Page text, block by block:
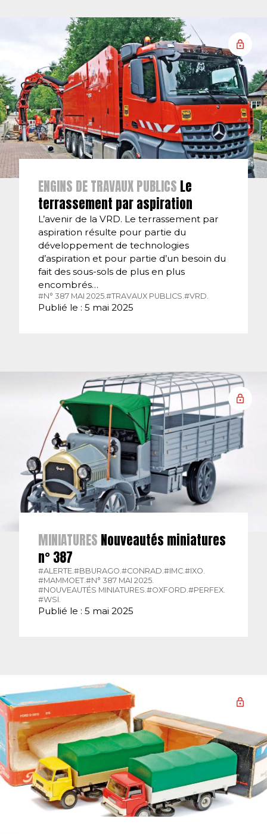
ENGINS DE TRAVAUX PUBLICS Le
terrassement par aspiration
L’avenir de la VRD. Le terrassement par
aspiration résulte pour partie du
développement de technologies
d’aspiration et pour partie d’un besoin du
fait des sous-sols de plus en plus
encombrés…
#N° 387 MAI 2025. #TRAVAUX PUBLICS. #VRD.
Publié le : 5 mai 2025
MINIATURES Nouveautés miniatures
n° 387
#ALERTE.#BBURAGO.#CONRAD.#IMC.#IXO.
#MAMMOET.#N° 387 MAI 2025.
#NOUVEAUTÉS MINIATURES.#OXFORD.#PERFEX.
#WSI.
Publié le : 5 mai 2025